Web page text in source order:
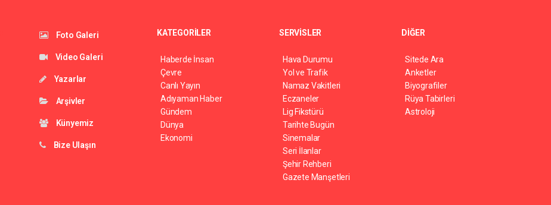
Foto Galeri
Video Galeri
Yazarlar
Arşivler
Künyemiz
Bize Ulaşın
KATEGORİLER
Haberde İnsan
Çevre
Canlı Yayın
Adıyaman Haber
Gündem
Dünya
Ekonomi
SERVİSLER
Hava Durumu
Yol ve Trafik
Namaz Vakitleri
Eczaneler
Lig Fikstürü
Tarihte Bugün
Sinemalar
Seri İlanlar
Şehir Rehberi
Gazete Manşetleri
DİĞER
Sitede Ara
Anketler
Biyografiler
Rüya Tabirleri
Astroloji